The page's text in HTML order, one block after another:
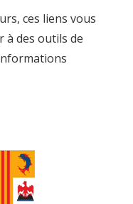
ces liens vous
à des outils de